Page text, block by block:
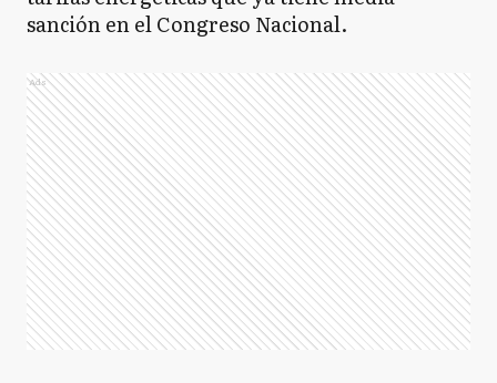
sanción en el Congreso Nacional.
Ads